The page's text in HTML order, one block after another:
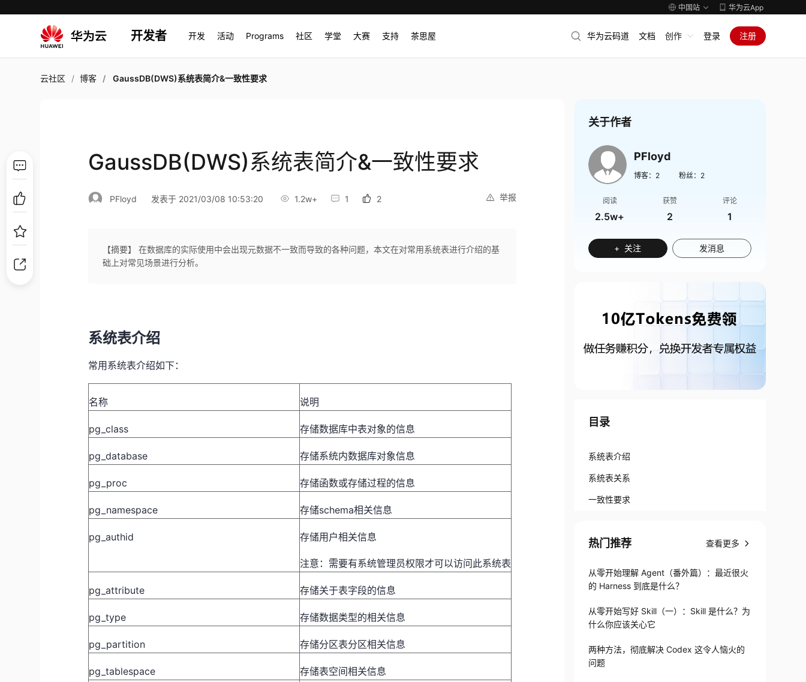
中国站 华为云App
开发者 开发 活动 Programs 社区 学堂 大赛 支持 茶思屋 华为云码道 文档 创作 登录 注册
云社区 博客 GaussDB(DWS)系统表简介&一致性要求
GaussDB(DWS)系统表简介&一致性要求
举报
PFloyd 发表于 2021/03/08 10:53:20 1.2w+ 1 2
【摘要】 在数据库的实际使用中会出现元数据不一致而导致的各种问题，本文在对常用系统表进行介绍的基
础上对常见场景进行分析。
系统表介绍
常用系统表介绍如下：
名称 说明
pg_class 存储数据库中表对象的信息
pg_database 存储系统内数据库对象信息
pg_proc 存储函数或存储过程的信息
pg_namespace 存储schema相关信息
pg_authid 存储用户相关信息
注意：需要有系统管理员权限才可以访问此系统表
pg_attribute 存储关于表字段的信息
pg_type 存储数据类型的相关信息
pg_partition 存储分区表分区相关信息
pg_tablespace 存储表空间相关信息
关于作者
PFloyd
博客： 2 粉丝： 2
阅读
2.5w+
获赞
2
评论
1
+ 关注 发消息
目录
系统表介绍
系统表关系
一致性要求
热门推荐 查看更多
从零开始理解 Agent（番外篇）：最近很火
的 Harness 到底是什么？
从零开始写好 Skill（一）：Skill 是什么？为
什么你应该关心它
两种方法，彻底解决 Codex 这令人恼火的
问题